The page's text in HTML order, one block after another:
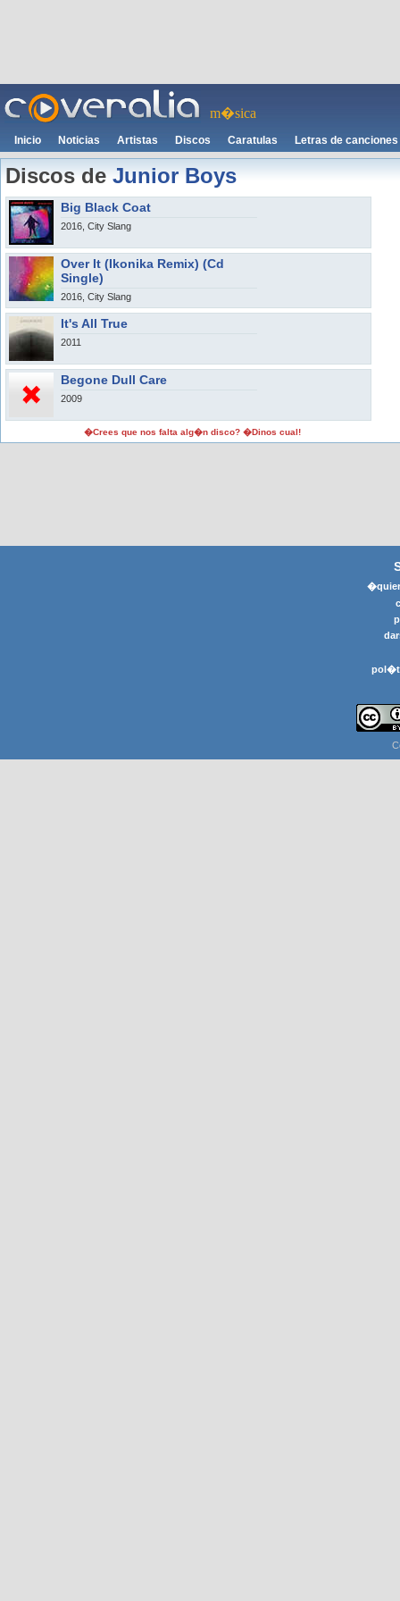
m�sica
Inicio Noticias Artistas Discos Caratulas Letras de canciones
Discos deJunior Boys
Big Black Coat
2016, City Slang
Over It (Ikonika Remix) (Cd
Single)
2016, City Slang
It's All True
2011
Begone Dull Care
2009
�Crees que nos falta alg�n disco? �Dinos cual!